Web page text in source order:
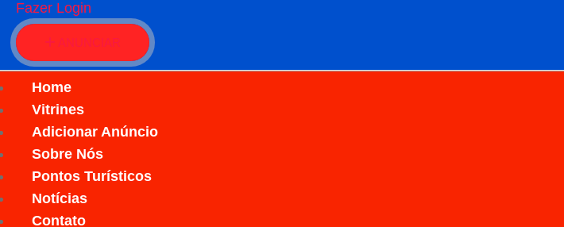
Fazer Login
ANUNCIAR
Home
Vitrines
Adicionar Anúncio
Sobre Nós
Pontos Turísticos
Notícias
Contato